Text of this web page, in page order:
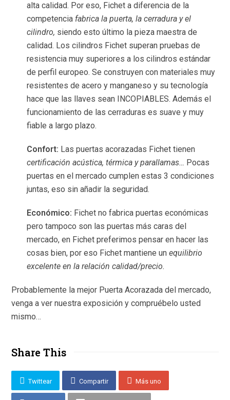
alta calidad. Por eso, Fichet a diferencia de la
competencia fabrica la puerta, la cerradura y el
cilindro, siendo esto último la pieza maestra de
calidad. Los cilindros Fichet superan pruebas de
resistencia muy superiores a los cilindros estándar
de perfil europeo. Se construyen con materiales muy
resistentes de acero y manganeso y su tecnología
hace que las llaves sean INCOPIABLES. Además el
funcionamiento de las cerraduras es suave y muy
fiable a largo plazo.
Confort: Las puertas acorazadas Fichet tienen
certificación acústica, térmica y parallamas… Pocas
puertas en el mercado cumplen estas 3 condiciones
juntas, eso sin añadir la seguridad.
Económico: Fichet no fabrica puertas económicas
pero tampoco son las puertas más caras del
mercado, en Fichet preferimos pensar en hacer las
cosas bien, por eso Fichet mantiene unequilibrio
excelente en la relación calidad/precio.
Probablemente la mejor Puerta Acorazada del mercado,
venga a ver nuestra exposición y compruébelo usted
mismo…
Share This
Twittear Compartir Más uno